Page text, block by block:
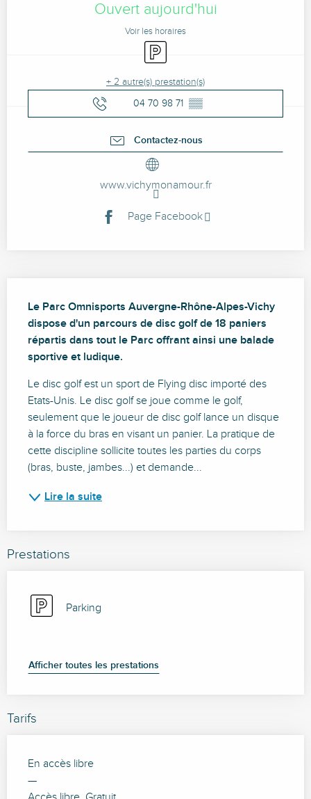
Ouvert aujourd'hui
Voir les horaires
Parking
+ 2 autre(s) prestation(s)
04 70 98 71 ▒▒
Contactez-nous
www.vichymonamour.fr
Page Facebook
Le Parc Omnisports Auvergne-Rhône-Alpes-Vichy
dispose d'un parcours de disc golf de 18 paniers
répartis dans tout le Parc offrant ainsi une balade
sportive et ludique.
Le disc golf est un sport de Flying disc importé des
Etats-Unis. Le disc golf se joue comme le golf,
seulement que le joueur de disc golf lance un disque
à la force du bras en visant un panier. La pratique de
cette discipline sollicite toutes les parties du corps
(bras, buste, jambes...) et demande...
Lire la suite
Prestations
Parking
Afficher toutes les prestations
Tarifs
En accès libre
—